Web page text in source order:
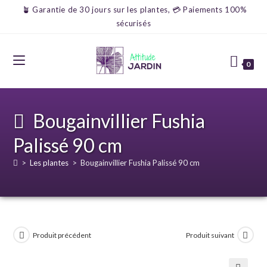
🪴 Garantie de 30 jours sur les plantes, 💳 Paiements 100%
sécurisés
0
Bougainvillier Fushia
Palissé 90 cm
> Les plantes > Bougainvillier Fushia Palissé 90 cm
Produit précédent Produit suivant